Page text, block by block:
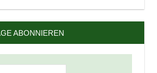
ABONNIEREN